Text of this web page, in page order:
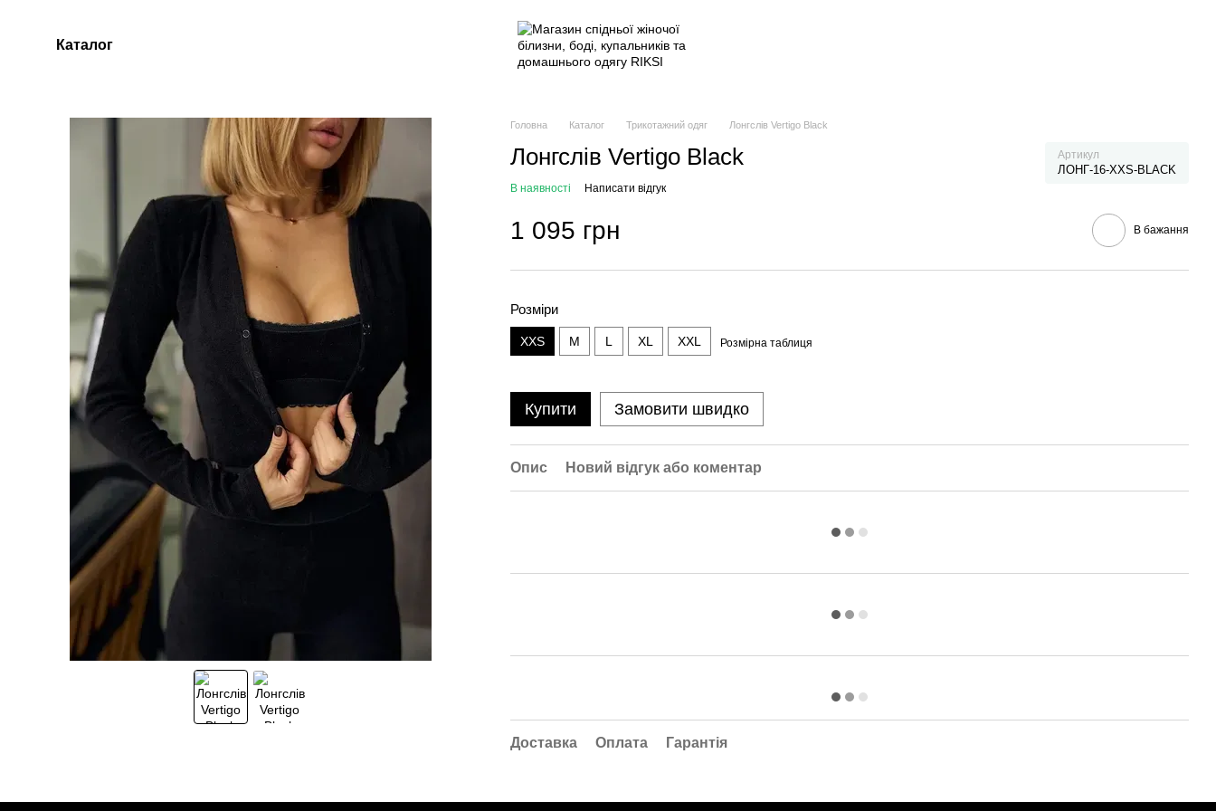
Каталог
Головна Каталог Трикотажний одяг Лонгслів Vertigo Black
Лонгслів Vertigo Black Артикул
ЛОНГ-16-XXS-BLACK
В наявності Написати відгук
1 095 грн В бажання
Розміри
XXS M L XL XXL Розмірна таблиця
Купити Замовити швидко
Опис Новий відгук або коментар
Доставка Оплата Гарантія